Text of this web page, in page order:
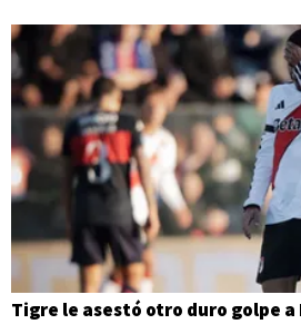
Tigre le asestó otro duro golpe a